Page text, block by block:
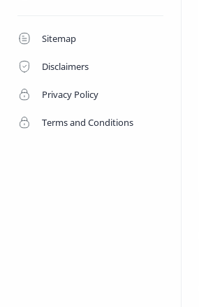
Sitemap
Disclaimers
Privacy Policy
Terms and Conditions